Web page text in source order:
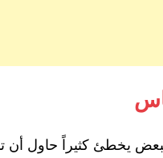
يخطئ كثيراً حاول